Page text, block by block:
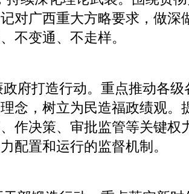
对广西重大方略要求，做深
不变通、不走样。
府打造行动。重点推动各
念，树立为民造福政绩观。
作决策、审批监管等关键权
配置和运行的监督机制。